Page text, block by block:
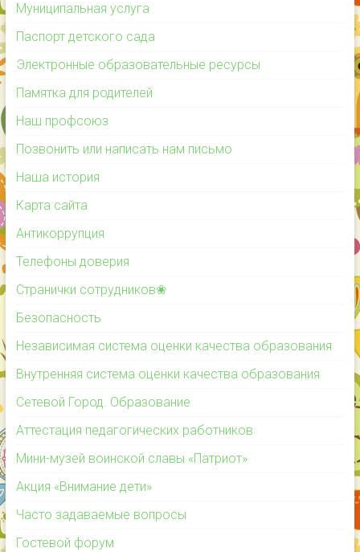
Муниципальная услуга
Паспорт детского сада
Электронные образовательные ресурсы
Памятка для родителей
Наш профсоюз
Позвонить или написать нам письмо
Наша история
Карта сайта
Антикоррупция
Телефоны доверия
Странички сотрудников❀
Безопасность
Независимая система оценки качества образования
Внутренняя система оценки качества образования
Сетевой Город. Образование
Аттестация педагогических работников
Мини-музей воинской славы «Патриот»
Акция «Внимание дети»
Часто задаваемые вопросы
Гостевой форум